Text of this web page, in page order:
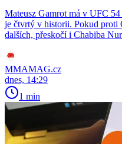
Mateusz Gamrot má v UFC
je čtvrtý v historii. Pokud proti
dalších, přeskočí i Chabiba
MMAMAG.cz
dnes, 14:29
1 min